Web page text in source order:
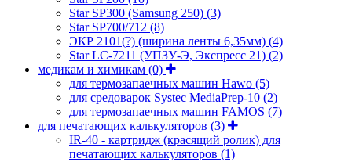
Star SP300 (Samsung 250) (3)
Star SP700/712 (8)
ЭКР 2101(?) (ширина ленты 6,35мм) (4)
Star LC-7211 (УПЗУ-Э, Экспресс 21) (2)
медикам и химикам (0)
для термозапаечных машин Hawo (5)
для средоварок Systec MediaPrep-10 (2)
для термозапаечных машин FAMOS (7)
для печатающих калькуляторов (3)
IR-40 - картридж (красящий ролик) для
печатающих калькуляторов (1)